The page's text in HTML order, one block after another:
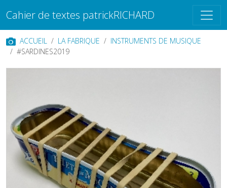
Cahier de textes patrickRICHARD
ACCUEIL LA FABRIQUE
INSTRUMENTS DE MUSIQUE
#SARDINES2019